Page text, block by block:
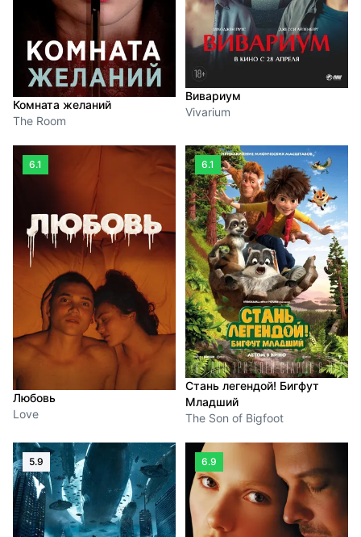
Комната желаний
The Room
Вивариум
Vivarium
6.1
Любовь
Love
6.1
Стань легендой! Бигфут
Младший
The Son of Bigfoot
5.9 6.9